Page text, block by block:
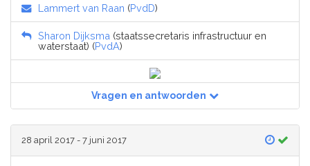
Lammert van Raan (PvdD)
Sharon Dijksma (staatssecretaris infrastructuur en
waterstaat) (PvdA)
Vragen en antwoorden
28 april 2017 - 7 juni 2017